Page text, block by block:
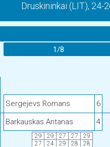
Druskininkai (LIT), 24-
1/8
Sergejevs Romans
6
Barkauskas Antanas
4
29 29 27 27
29
27
24 29 28 28